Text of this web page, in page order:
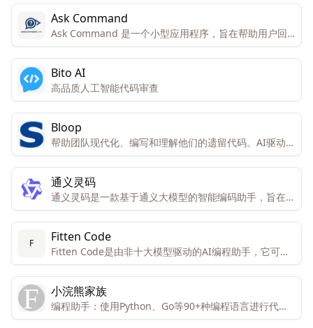
Ask Command
Ask Command 是一个小型应用程序，旨在帮助用户回
忆起他们经常忘记的命令。
Bito AI
高品质人工智能代码审查
Bloop
帮助团队现代化、编写和理解他们的遗留代码。AI驱动的
遗留代码转换，生成可读的Java代码。通过自然语言询问
关于代码库的问题。
通义灵码
通义灵码是一款基于通义大模型的智能编码助手，旨在提
高代码编写的效率和质量。
F Fitten Code
Fitten Code是由非十大模型驱动的AI编程助手，它可以
自动生成代码，提升开发效率，帮您调试Bug，节省您的
时间。还可以对话聊天，解决您编程碰到的问题。免费且
支持80多种语言：Python、C++、Javascript、
Typescript、Java等。
小浣熊家族
编程助手：使用Python、Go等90+种编程语言进行代码
编写、注释、重构和bug修复，实现快速编程。 办公助